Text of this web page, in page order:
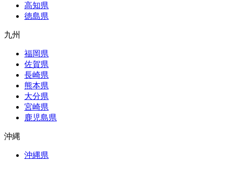
高知県
徳島県
九州
福岡県
佐賀県
長崎県
熊本県
大分県
宮崎県
鹿児島県
沖縄
沖縄県